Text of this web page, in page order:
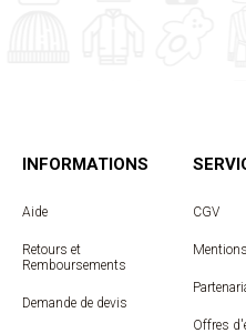
INFORMATIONS
Aide
Retours et
Remboursements
Demande de devis
CGV
Offres